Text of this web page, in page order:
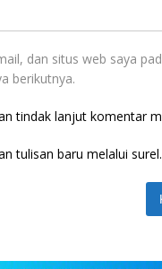
dan situs web saya
berikutnya.
tindak lanjut komentar
tulisan baru melalui surel.